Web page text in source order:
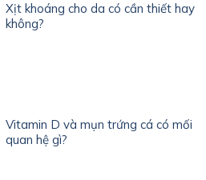
Xịt khoáng cho da có cần thiết hay
không?
Vitamin D và mụn trứng cá có mối
quan hệ gì?